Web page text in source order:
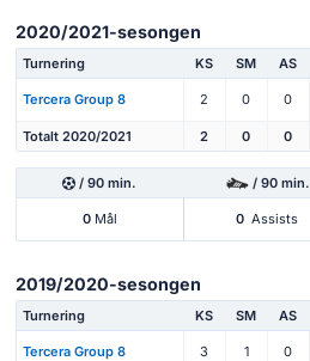
2020/2021-sesongen
Turnering KS SM AS
Tercera Group 8 2 0 0
Totalt 2020/2021 2 0 0
/ 90 min. / 90 min.
0Mål 0 Assists
2019/2020-sesongen
Turnering KS SM AS
Tercera Group 8 3 1 0